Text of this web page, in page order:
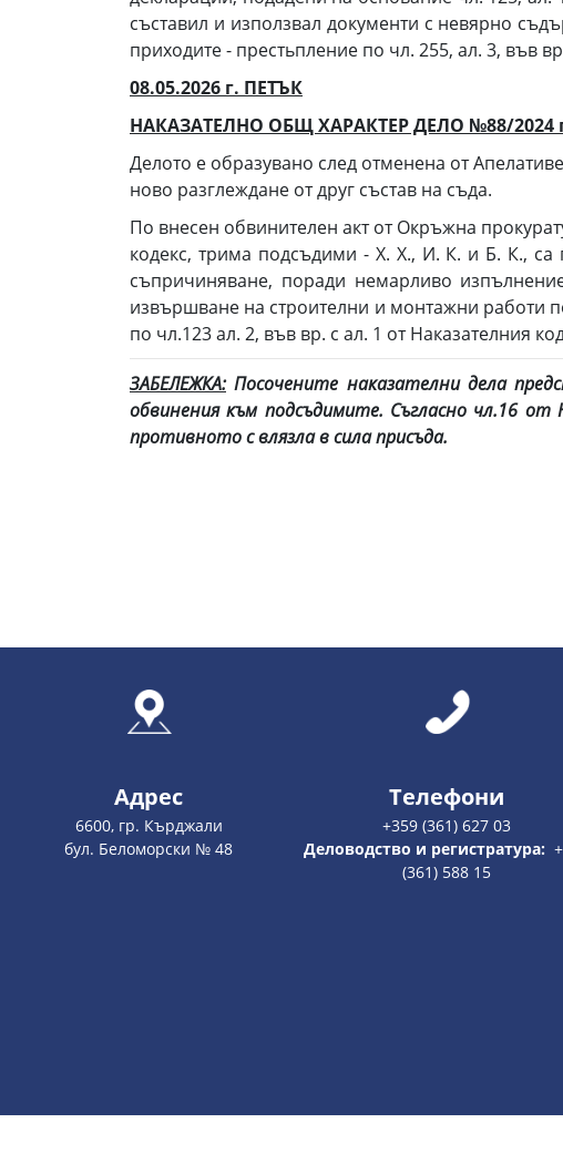
съставил и използвал документи с невярно
приходите - престьпление по чл. 255, ал. 3, във
08.05.2026 г. ПЕТЪК
НАКАЗАТЕЛНО ОБЩ ХАРАКТЕР ДЕЛО №88/2024
Делото е образувано след отменена от
ново разглеждане от друг състав на съда.
По внесен обвинителен акт от Окръжна
кодекс, трима подсъдими - Х. Х., И. К. и Б. К., са
съпричиняване, поради немарливо
извършване на строителни и монтажни работи
по чл.123 ал. 2, във вр. с ал. 1 от Наказателния
ЗАБЕЛЕЖКА:Посочените наказателни дела
обвинения към подсъдимите. Съгласно чл.16
противното с влязла в сила присъда.
Адрес
6600, гр. Кърджали
бул. Беломорски № 48
Телефони
+359 (361) 627 03
Деловодство и регистратура:
(361) 588 15